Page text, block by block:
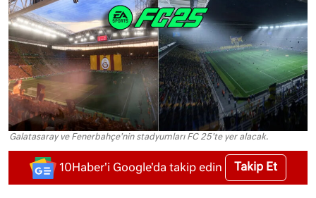
Galatasaray ve Fenerbahçe'nin stadyumları FC 25'te yer alacak.
10Haber'i Google'da takip edin Takip Et